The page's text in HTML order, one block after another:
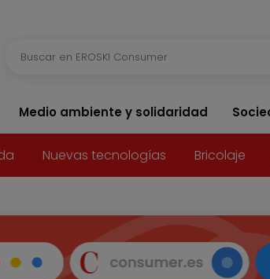
Medio ambiente y solidaridad
Nuevas tecnologías Bricolaje